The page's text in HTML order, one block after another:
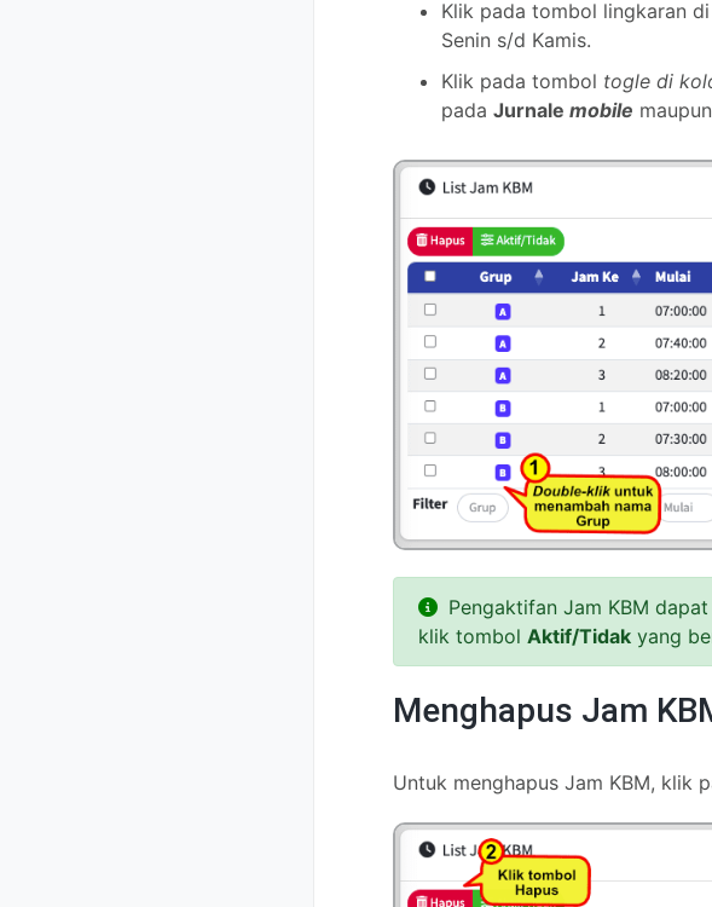
Klik pada tombol lingkaran
Senin s/d Kamis.
Klik pada tombol togle di
pada Jurnale mobile
Pengaktifan Jam KBM
klik tombol Aktif/Tidak yang
Menghapus Jam
Untuk menghapus Jam KBM, klik